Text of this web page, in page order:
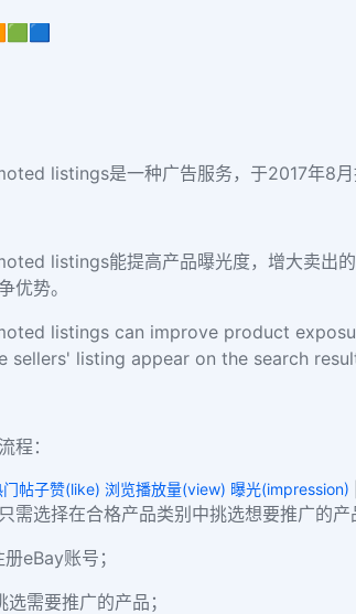
listings是一种广告服务，于2017年8月
listings能提高产品曝光度，增大卖出
优势。
listings can improve product
sellers' listing appear on the search
程：
门帖子赞(like) 浏览播放量(view) 曝光(impression)
需选择在合格产品类别中挑选想要推广的
册eBay账号；
选需要推广的产品；